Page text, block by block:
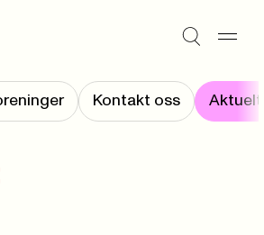
Kontakt oss Aktuelt